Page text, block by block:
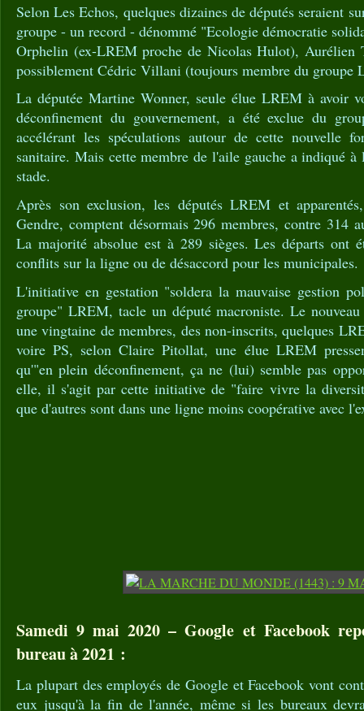
Selon Les Echos, quelques dizaines de députés seraient
groupe - un record - dénommé "Ecologie démocratie
Orphelin (ex-LREM proche de Nicolas Hulot), Aurélien
possiblement Cédric Villani (toujours membre du groupe
La députée Martine Wonner, seule élue LREM à avoir
déconfinement du gouvernement, a été exclue du
accélérant les spéculations autour de cette nouvelle
sanitaire. Mais cette membre de l'aile gauche a indiqué
stade.
Après son exclusion, les députés LREM et
Gendre, comptent désormais 296 membres, contre 314
La majorité absolue est à 289 sièges. Les départs ont
conflits sur la ligne ou de désaccord pour les municipales.
L'initiative en gestation "soldera la mauvaise gestion
groupe" LREM, tacle un député macroniste. Le
une vingtaine de membres, des non-inscrits, quelques
voire PS, selon Claire Pitollat, une élue LREM
qu'"en plein déconfinement, ça ne (lui) semble pas
elle, il s'agit par cette initiative de "faire vivre la
que d'autres sont dans une ligne moins coopérative avec
Samedi 9 mai 2020 – Google et Facebook
bureau à 2021 :
La plupart des employés de Google et Facebook vont
eux jusqu'à la fin de l'année, même si les bureaux